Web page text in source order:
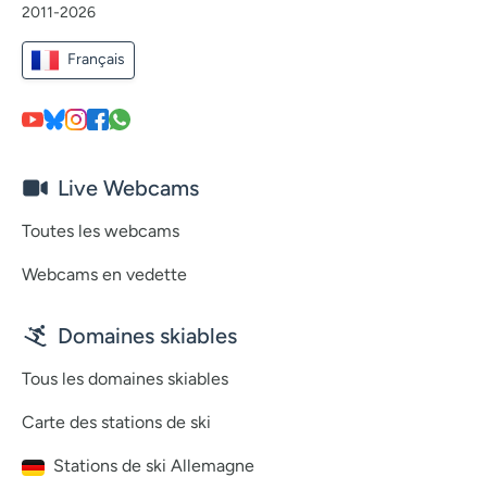
2011-2026
Français
Live Webcams
Toutes les webcams
Webcams en vedette
Domaines skiables
Tous les domaines skiables
Carte des stations de ski
Stations de ski Allemagne